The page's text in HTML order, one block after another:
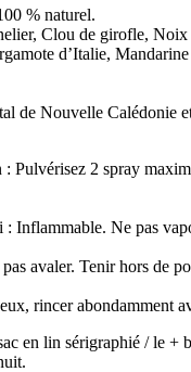
% naturel.
Clou de girofle, Noix
d’Italie,
de Nouvelle Calédonie
: Pulvérisez 2 spray
: Inflammable. Ne pas
avaler. Tenir hors de
rincer abondamment
en lin sérigraphié / le +